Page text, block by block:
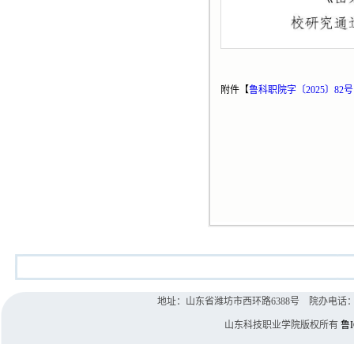
附件【鲁科职院字〔2025〕82
地址：山东省潍坊市西环路6388号 院办电话
山东科技职业学院版权所有 鲁